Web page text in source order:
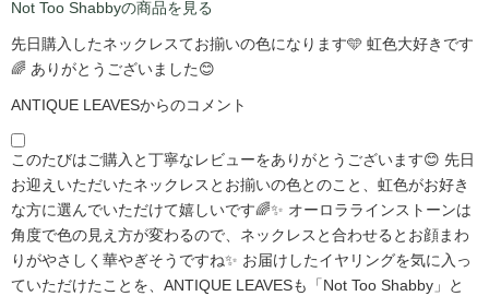
Not Too Shabbyの商品を見る
先日購入したネックレスてお揃いの色になります🩵 虹色大好きです
🌈 ありがとうございました😊
ANTIQUE LEAVESからのコメント
このたびはご購入と丁寧なレビューをありがとうございます😊 先日
お迎えいただいたネックレスとお揃いの色とのこと、虹色がお好き
な方に選んでいただけて嬉しいです🌈✨ オーロララインストーンは
角度で色の見え方が変わるので、ネックレスと合わせるとお顔まわ
りがやさしく華やぎそうですね✨ お届けしたイヤリングを気に入っ
ていただけたことを、ANTIQUE LEAVESも「Not Too Shabby」と